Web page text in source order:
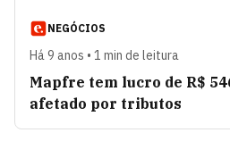
NEGÓCIOS
Há 9 anos • 1 min de leitura
Mapfre tem lucro de R$
afetado por tributos